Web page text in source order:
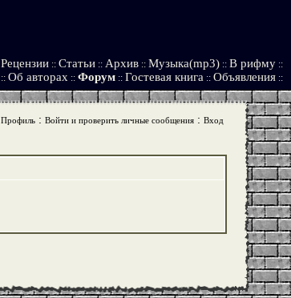
Рецензии :: Статьи :: Архив :: Музыка(mp3) :: В рифму ::
:: Об авторах :: Форум :: Гостевая книга :: Объявления ::
Профиль: Войти и проверить личные сообщения: Вход